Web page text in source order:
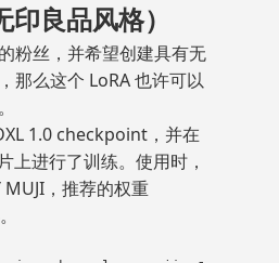
良品风格）
粉丝，并希望创建具有无
那么这个 LoRA 也许可以
1.0 checkpoint，并在
上进行了训练。使用时，
，推荐的权重